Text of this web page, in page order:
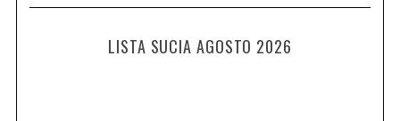
LISTA SUCIA AGOSTO 2026